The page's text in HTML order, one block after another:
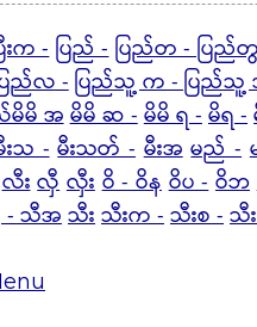
းက - ပြည် -ပြည်တ - ပြည်တွ
ြည်လ -ပြည်သူ့ က - ပြည်သူ့
မိ အမိမိ ဆ -မိမိ ရ -မိရ -
းသ - မီးသတ် - မီးအ မည် -
လီး လှီ လှီး ဝိ - ဝိန ဝိပ - ဝိဘ
သီအသီးသီးက -သီးစ -သီ